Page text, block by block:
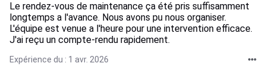
Le rendez-vous de maintenance ça été pris suffisamment
longtemps a l'avance. Nous avons pu nous organiser.
L'équipe est venue a l'heure pour une intervention efficace.
J'ai reçu un compte-rendu rapidement.
Expérience du : 1 avr. 2026